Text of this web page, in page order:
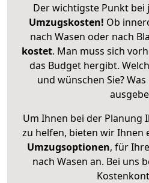
Der wichtigste Punkt bei
Umzugskosten! Ob
nach Wasen oder nach
kostet. Man muss sich
das Budget hergibt.
und wünschen Sie?
Um Ihnen bei der Planung
zu helfen, bieten wir Ihnen
Umzugsoptionen, für
nach Wasen an. Bei uns